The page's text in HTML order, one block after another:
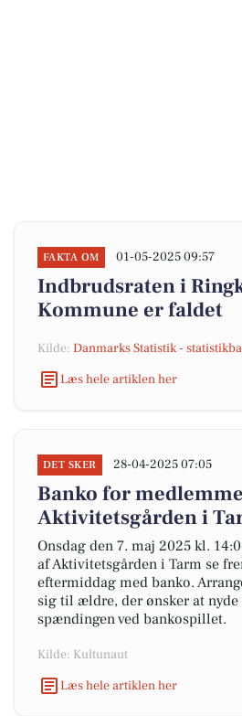
FAKTA OM 01-05-2025 09:57
Indbrudsraten i
Kommune er faldet
Kilde: Danmarks Statistik -
Læs hele artiklen her
DET SKER 28-04-2025 07:05
Banko for
Aktivitetsgården i
Onsdag den 7. maj 2025 kl.
af Aktivitetsgården i Tarm se
eftermiddag med banko.
sig til ældre, der ønsker at
spændingen ved bankospillet.
Kilde: Kultunaut
Læs hele artiklen her